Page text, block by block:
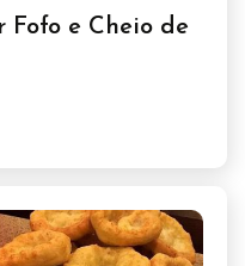
Fofo e Cheio de